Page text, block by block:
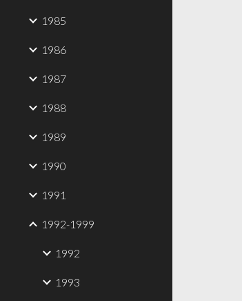
1985
1986
1987
1988
1989
1990
1991
1992-1999
1992
1993